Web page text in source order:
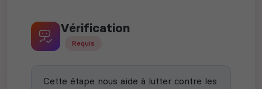
Vérification
Requis
Cette étape nous aide à lutter contre les